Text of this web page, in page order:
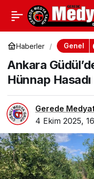
Haberler Genel
Ankara
Hünnap Hasadı
Gerede
4 Ekim 2025,
Ankara Keçiören’de 3
Katlı Apartmanda
Yangın Çıktı